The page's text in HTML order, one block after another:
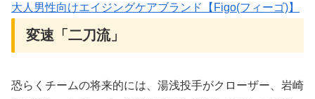
大人男性向けエイジングケアブランド【Figo(フィーゴ)】
変速「二刀流」
恐らくチームの将来的には、湯浅投手がクローザー、岩崎